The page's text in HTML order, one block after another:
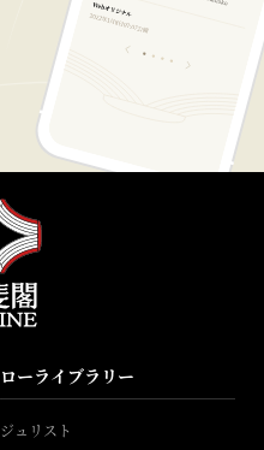
ローライブラリー
ジュリスト